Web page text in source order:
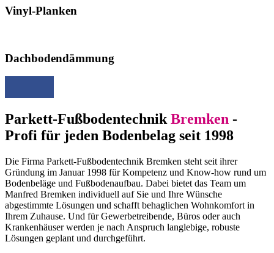
Vinyl-Planken
Dachbodendämmung
Parkett-FußbodentechnikBremken -
Profi für jeden Bodenbelag seit 1998
Die Firma Parkett-Fußbodentechnik Bremken steht seit ihrer
Gründung im Januar 1998 für Kompetenz und Know‐how rund um
Bodenbeläge und Fußbodenaufbau. Dabei bietet das Team um
Manfred Bremken individuell auf Sie und Ihre Wünsche
abgestimmte Lösungen und schafft behaglichen Wohnkomfort in
Ihrem Zuhause. Und für Gewerbetreibende, Büros oder auch
Krankenhäuser werden je nach Anspruch langlebige, robuste
Lösungen geplant und durchgeführt.